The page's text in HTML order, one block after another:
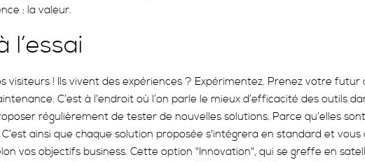
: la valeur.
l’essai
visiteurs ! Ils vivent des expériences ? Expérimentez. Prenez votre futur
C’est à l’endroit où l’on parle le mieux d’efficacité des outils
régulièrement de tester de nouvelles solutions. Parce qu’elles
C’est ainsi que chaque solution proposée s'intégrera en standard et
vos objectifs business. Cette option "Innovation", qui se greffe en